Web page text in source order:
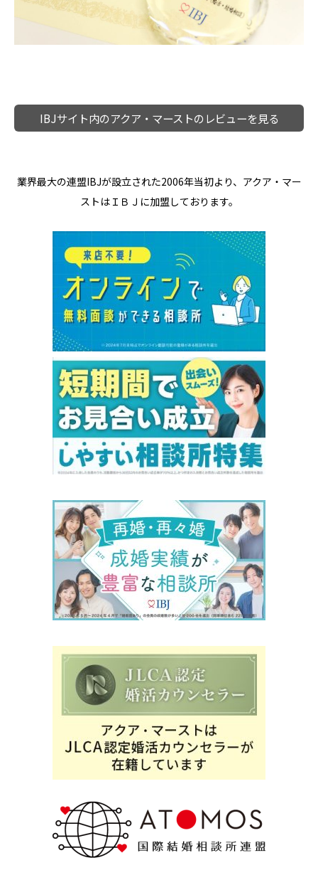
IBJサイト内のアクア・マーストのレビューを見る
業界最大の連盟IBJが設立された2006年当初より、アクア・マー
ストはＩＢＪに加盟しております。